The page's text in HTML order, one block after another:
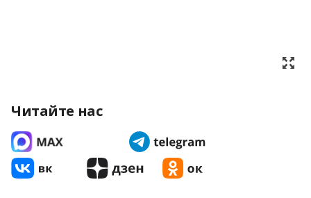
Читайте нас